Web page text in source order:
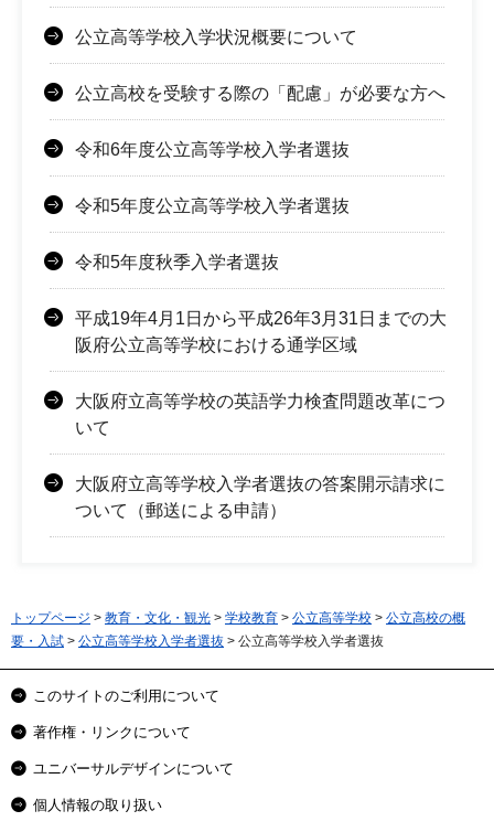
公立高等学校入学状況概要について
公立高校を受験する際の「配慮」が必要な方へ
令和6年度公立高等学校入学者選抜
令和5年度公立高等学校入学者選抜
令和5年度秋季入学者選抜
平成19年4月1日から平成26年3月31日までの大
阪府公立高等学校における通学区域
大阪府立高等学校の英語学力検査問題改革につ
いて
大阪府立高等学校入学者選抜の答案開示請求に
ついて（郵送による申請）
トップページ > 教育・文化・観光 > 学校教育 > 公立高等学校 > 公立高校の概
要・入試 > 公立高等学校入学者選抜 > 公立高等学校入学者選抜
このサイトのご利用について
著作権・リンクについて
ユニバーサルデザインについて
個人情報の取り扱い